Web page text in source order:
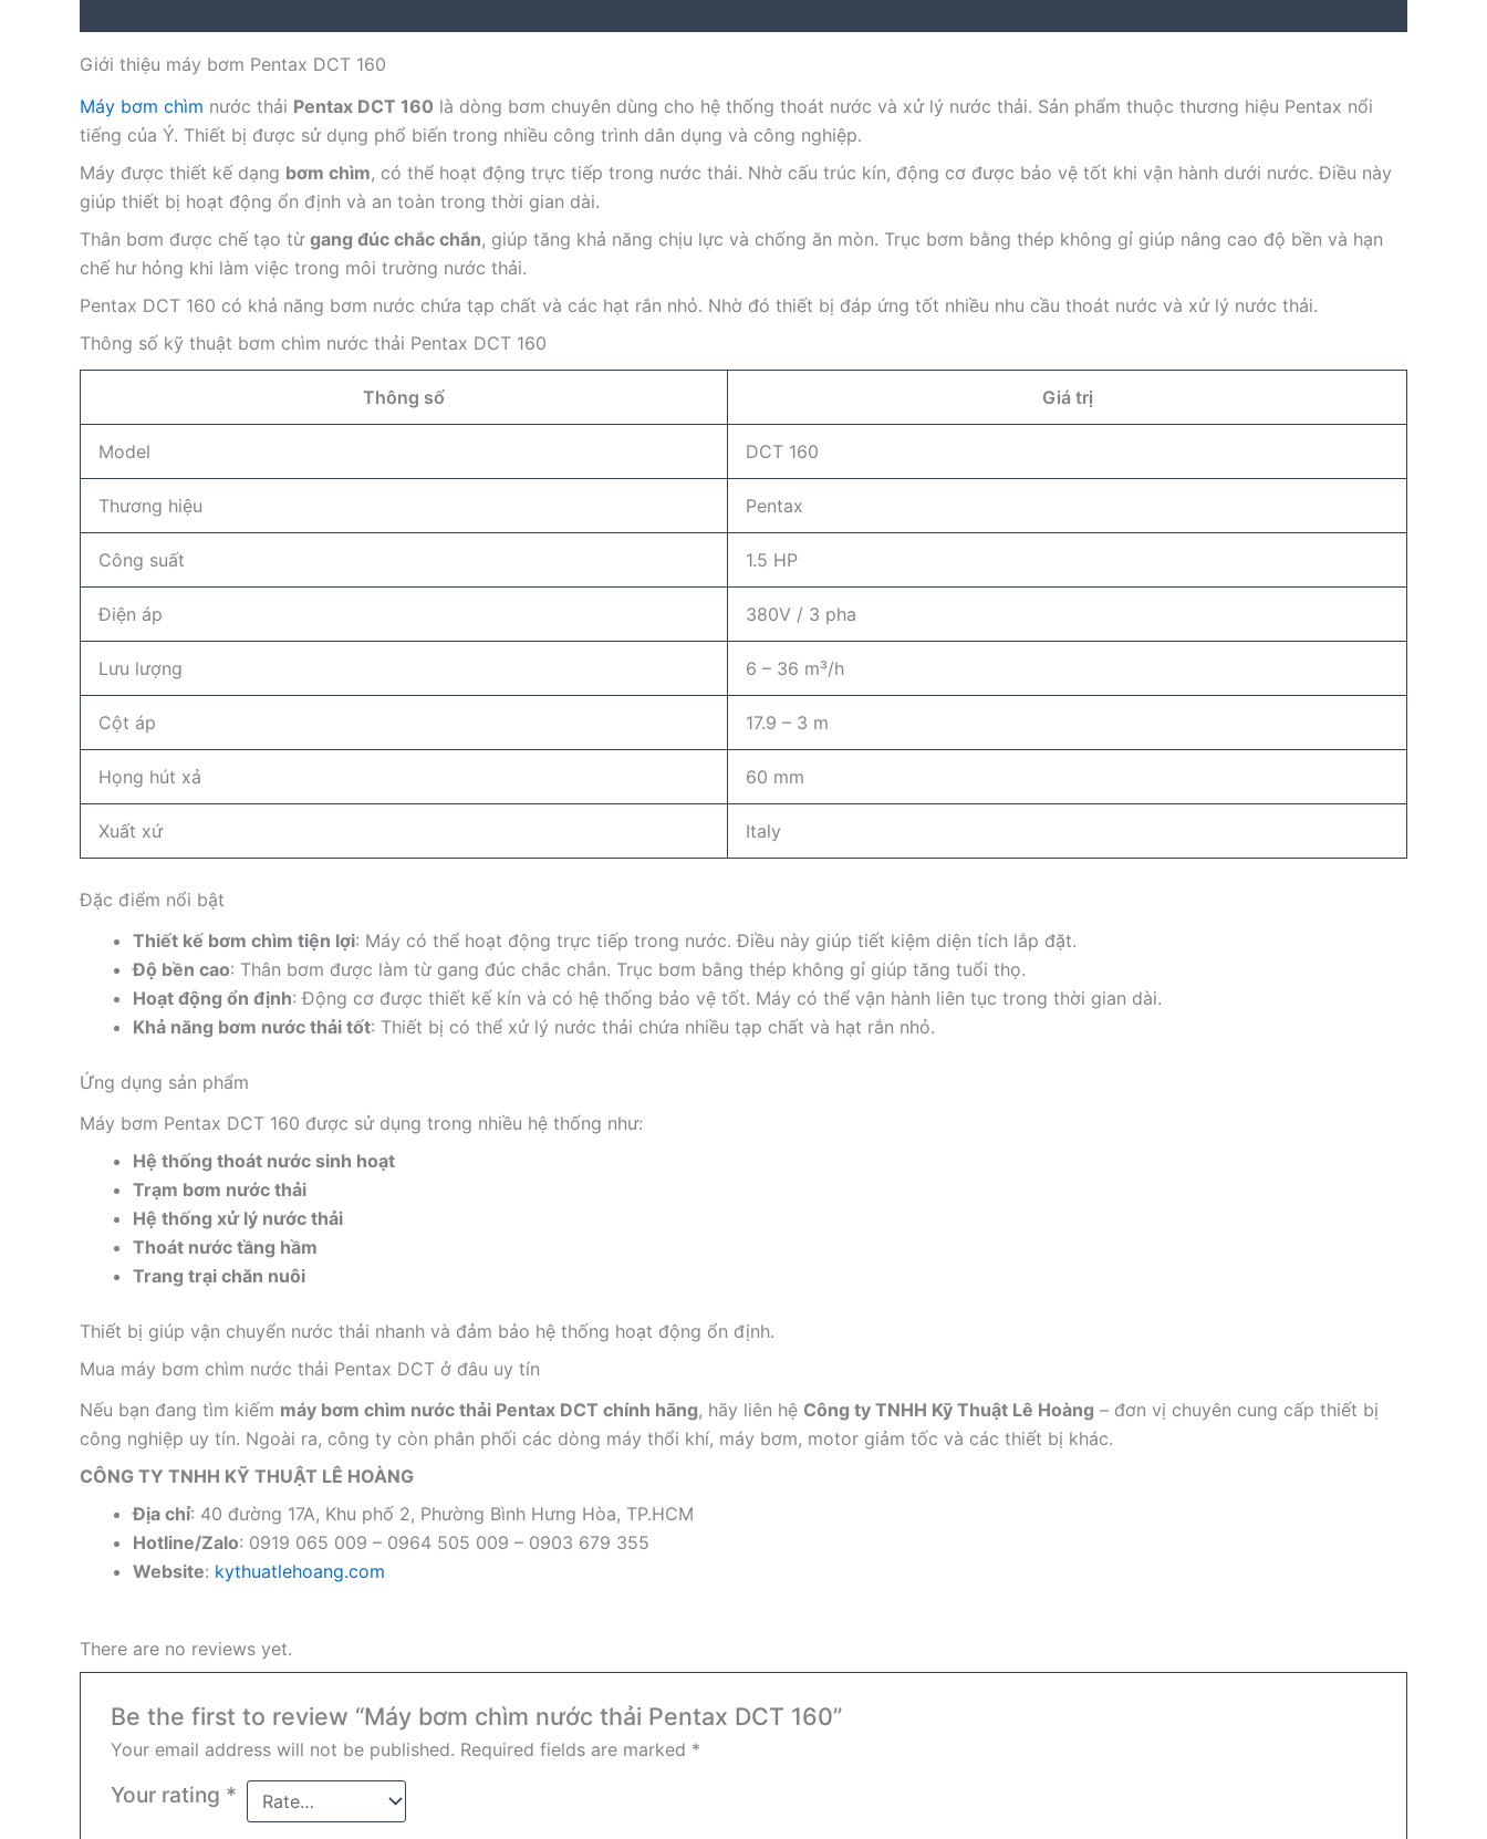
Giới thiệu máy bơm Pentax DCT 160
Máy bơm chìm nước thải Pentax DCT 160 là dòng bơm chuyên dùng cho hệ thống thoát nước và xử lý nước thải. Sản phẩm thuộc thương hiệu Pentax nổi
tiếng của Ý. Thiết bị được sử dụng phổ biến trong nhiều công trình dân dụng và công nghiệp.
Máy được thiết kế dạng bơm chìm, có thể hoạt động trực tiếp trong nước thải. Nhờ cấu trúc kín, động cơ được bảo vệ tốt khi vận hành dưới nước. Điều này
giúp thiết bị hoạt động ổn định và an toàn trong thời gian dài.
Thân bơm được chế tạo từ gang đúc chắc chắn, giúp tăng khả năng chịu lực và chống ăn mòn. Trục bơm bằng thép không gỉ giúp nâng cao độ bền và hạn
chế hư hỏng khi làm việc trong môi trường nước thải.
Pentax DCT 160 có khả năng bơm nước chứa tạp chất và các hạt rắn nhỏ. Nhờ đó thiết bị đáp ứng tốt nhiều nhu cầu thoát nước và xử lý nước thải.
Thông số kỹ thuật bơm chìm nước thải Pentax DCT 160
Thông số Giá trị
Model DCT 160
Thương hiệu Pentax
Công suất 1.5 HP
Điện áp 380V / 3 pha
Lưu lượng 6 – 36 m³/h
Cột áp 17.9 – 3 m
Họng hút xả 60 mm
Xuất xứ Italy
Đặc điểm nổi bật
Thiết kế bơm chìm tiện lợi: Máy có thể hoạt động trực tiếp trong nước. Điều này giúp tiết kiệm diện tích lắp đặt.
Độ bền cao: Thân bơm được làm từ gang đúc chắc chắn. Trục bơm bằng thép không gỉ giúp tăng tuổi thọ.
Hoạt động ổn định: Động cơ được thiết kế kín và có hệ thống bảo vệ tốt. Máy có thể vận hành liên tục trong thời gian dài.
Khả năng bơm nước thải tốt: Thiết bị có thể xử lý nước thải chứa nhiều tạp chất và hạt rắn nhỏ.
Ứng dụng sản phẩm
Máy bơm Pentax DCT 160 được sử dụng trong nhiều hệ thống như:
Hệ thống thoát nước sinh hoạt
Trạm bơm nước thải
Hệ thống xử lý nước thải
Thoát nước tầng hầm
Trang trại chăn nuôi
Thiết bị giúp vận chuyển nước thải nhanh và đảm bảo hệ thống hoạt động ổn định.
Mua máy bơm chìm nước thải Pentax DCT ở đâu uy tín
Nếu bạn đang tìm kiếm máy bơm chìm nước thải Pentax DCT chính hãng, hãy liên hệ Công ty TNHH Kỹ Thuật Lê Hoàng – đơn vị chuyên cung cấp thiết bị
công nghiệp uy tín. Ngoài ra, công ty còn phân phối các dòng máy thổi khí, máy bơm, motor giảm tốc và các thiết bị khác.
CÔNG TY TNHH KỸ THUẬT LÊ HOÀNG
Địa chỉ: 40 đường 17A, Khu phố 2, Phường Bình Hưng Hòa, TP.HCM
Hotline/Zalo: 0919 065 009 – 0964 505 009 – 0903 679 355
Website: kythuatlehoang.com
There are no reviews yet.
Be the first to review “Máy bơm chìm nước thải Pentax DCT 160”
Your email address will not be published. Required fields are marked *
Your rating *